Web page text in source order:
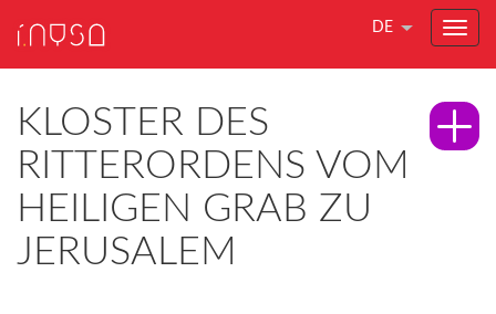
DE
KLOSTER DES
RITTERORDENS VOM
HEILIGEN GRAB ZU
JERUSALEM